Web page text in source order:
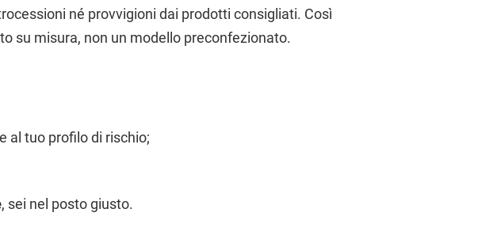
né provvigioni dai prodotti consigliati. Così
su misura, non un modello preconfezionato.
al tuo profilo di rischio;
, sei nel posto giusto.